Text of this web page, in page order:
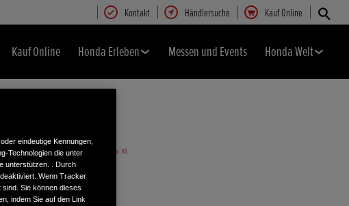
Kontakt Händlersuche Kauf Online
Kauf Online Honda Erleben Messen und Events Honda Welt
eindeutige Kennungen,
Technologien die unter
unterstützen. . Durch
Wenn Tracker
Sie können dieses
indem Sie auf den Link